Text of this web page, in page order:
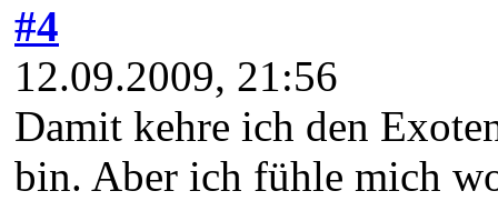
#4
12.09.2009, 21:56
Damit kehre ich den
bin. Aber ich fühle mich